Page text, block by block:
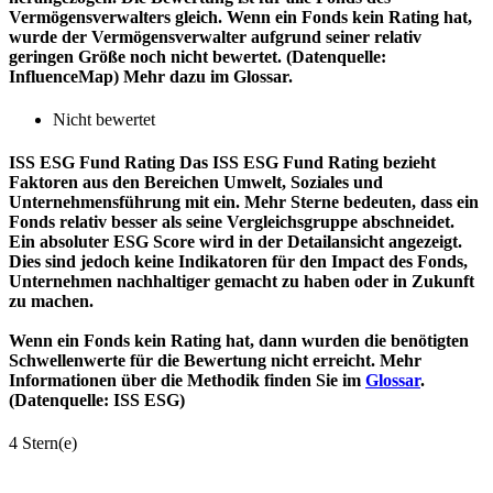
Vermögensverwalters gleich. Wenn ein Fonds kein Rating hat,
wurde der Vermögensverwalter aufgrund seiner relativ
geringen Größe noch nicht bewertet. (Datenquelle:
InfluenceMap) Mehr dazu im Glossar.
Nicht bewertet
ISS ESG Fund Rating Das ISS ESG Fund Rating bezieht
Faktoren aus den Bereichen Umwelt, Soziales und
Unternehmensführung mit ein. Mehr Sterne bedeuten, dass ein
Fonds relativ besser als seine Vergleichsgruppe abschneidet.
Ein absoluter ESG Score wird in der Detailansicht angezeigt.
Dies sind jedoch keine Indikatoren für den Impact des Fonds,
Unternehmen nachhaltiger gemacht zu haben oder in Zukunft
zu machen.
Wenn ein Fonds kein Rating hat, dann wurden die benötigten
Schwellenwerte für die Bewertung nicht erreicht. Mehr
Informationen über die Methodik finden Sie im Glossar.
(Datenquelle: ISS ESG)
4 Stern(e)